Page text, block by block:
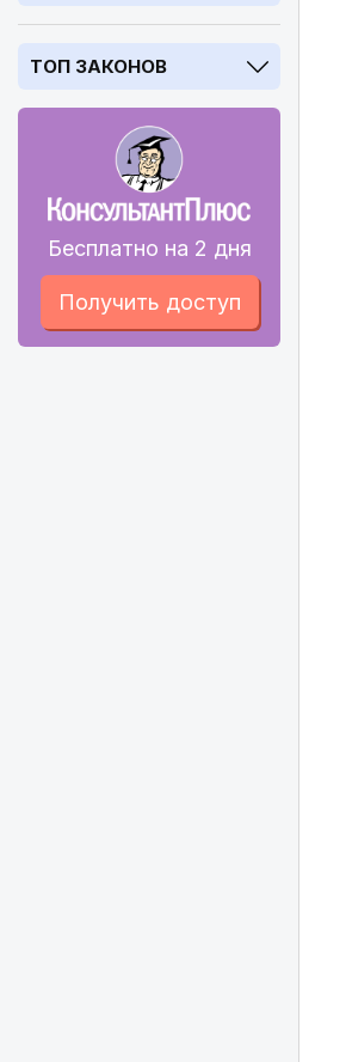
ТОП ЗАКОНОВ
Бесплатно на 2 дня
Получить доступ